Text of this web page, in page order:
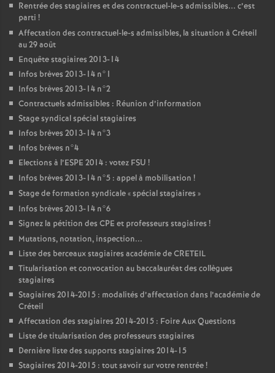
Rentrée des stagiaires et des contractuel-le-s admissibles... c’est
parti !
Affectation des contractuel-le-s admissibles, la situation à Créteil
au 29 août
Enquête stagiaires 2013-14
Infos brèves 2013-14 n°1
Infos brèves 2013-14 n°2
Contractuels admissibles : Réunion d’information
Stage syndical spécial stagiaires
Infos brèves 2013-14 n°3
Infos brèves n°4
Elections à l’ESPE 2014 : votez FSU !
Infos brèves 2013-14 n°5 : appel à mobilisation !
Stage de formation syndicale «spécial stagiaires »
Infos brèves 2013-14 n°6
Signez la pétition des CPE et professeurs stagiaires !
Mutations, notation, inspection...
Liste des berceaux stagiaires académie deCRETEIL
Titularisation et convocation au baccalauréat des collègues
stagiaires
Stagiaires 2014-2015 : modalités d’affectation dans l’académie de
Créteil
Affectation des stagiaires 2014-2015 : Foire Aux Questions
Liste de titularisation des professeurs stagiaires
Dernière liste des supports stagiaires 2014-15
Stagiaires 2014-2015 : tout savoir sur votre rentrée!